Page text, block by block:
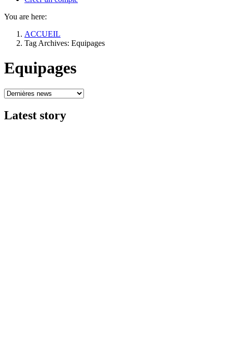
You are here:
ACCUEIL
Tag Archives: Equipages
Equipages
Latest story